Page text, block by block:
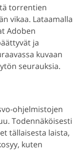
torrentien
vikaa. Lataamalla
Adoben
ja
kuvaan
seurauksia.
ohjelmistojen
Todennäköisesti
tällaisesta laista,
kuten